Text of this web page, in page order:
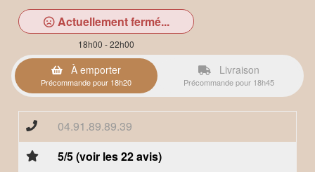
Actuellement fermé...
18h00 - 22h00
À emporter
Précommande pour 18h20
Livraison
Précommande pour 18h45
04.91.89.89.39
5/5 (voir les 22 avis)